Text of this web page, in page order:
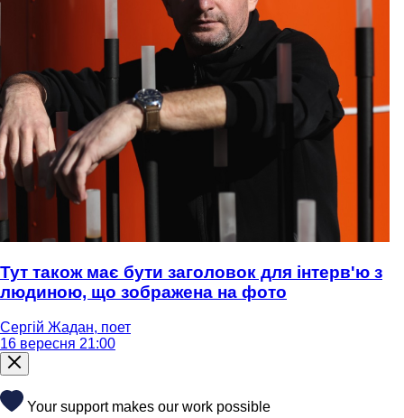
Тут також має бути заголовок для інтерв'ю з
людиною, що зображена на фото
Сергій Жадан, поет
16 вересня 21:00
Your support makes our work possible